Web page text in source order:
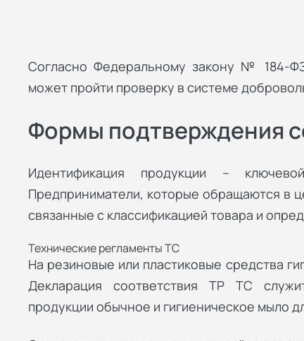
Согласно Федеральному закону № 184-
может пройти проверку в системе
Формы подтверждения
Идентификация продукции –
Предприниматели, которые обращаются в
связанные с классификацией товара и
Технические регламенты ТС
На резиновые или пластиковые средства
Декларация соответствия ТР ТС
продукции обычное и гигиеническое мыло